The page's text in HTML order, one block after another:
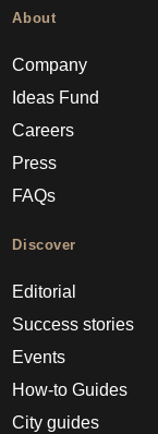
About
Company
Ideas Fund
Careers
Press
FAQs
Discover
Editorial
Success stories
Events
How-to Guides
City guides